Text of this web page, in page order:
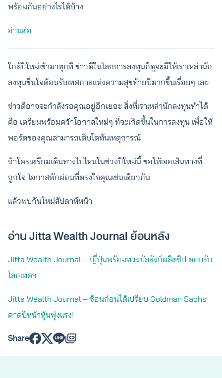
พร้อมกันอย่างไรได้บ้าง
อ่านต่อ
ใกล้ปีใหม่เข้ามาทุกที ข่าวดีในโลกการลงทุนก็ดูจะมีให้เราเหล่านัก
ลงทุนชื่นใจต้อนรับเทศกาลแห่งความสุขท้ายปีมากขึ้นเรื่อยๆ เลย
ข่าวดีอาจจะกำลังรอคุณอยู่อีกเยอะ สิ่งที่เราเหล่านักลงทุนทำได้
คือ เตรียมพร้อมคว้าโอกาสใหม่ๆ ที่จะเกิดขึ้นในการลงทุน เพื่อให้
พอร์ตของคุณสามารถเติบโตทันเหตุการณ์
ถ้าใครเตรียมเดินทางไปไหนในช่วงปีใหม่นี้ ขอให้เจอเส้นทางที่
ถูกใจ โอกาสพักผ่อนที่ตรงใจคุณเช่นเดียวกัน
แล้วพบกันใหม่สัปดาห์หน้า
อ่าน Jitta Wealth Journal ย้อนหลัง
Jitta Wealth Journal – ญี่ปุ่นพร้อมทวงบัลลังก์ผลิตชิป ตอบรับ
โลกเทคฯ
Jitta Wealth Journal – ช้อนก่อนได้เปรียบ Goldman Sachs
คาดปีหน้าหุ้นพุ่งแรง!
Share